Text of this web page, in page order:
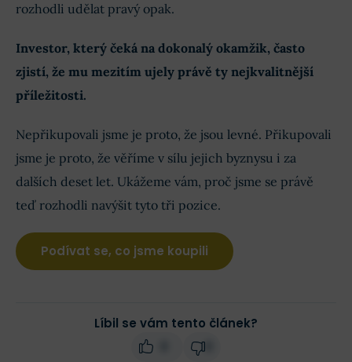
rozhodli udělat pravý opak.
Investor, který čeká na dokonalý okamžik, často
zjistí, že mu mezitím ujely právě ty nejkvalitnější
příležitosti.
Nepřikupovali jsme je proto, že jsou levné. Přikupovali
jsme je proto, že věříme v sílu jejich byznysu i za
dalších deset let. Ukážeme vám, proč jsme se právě
teď rozhodli navýšit tyto tři pozice.
Podívat se, co jsme koupili
Líbil se vám tento článek?